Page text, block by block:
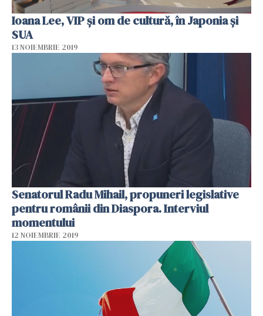
Ioana Lee, VIP și om de cultură, în Japonia și
SUA
13 NOIEMBRIE 2019
Senatorul Radu Mihail, propuneri legislative
pentru românii din Diaspora. Interviul
momentului
12 NOIEMBRIE 2019